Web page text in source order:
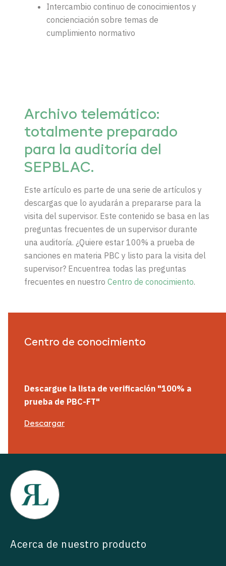
Intercambio continuo de conocimientos y
concienciación sobre temas de
cumplimiento normativo
Archivo telemático:
totalmente preparado
para la auditoría del
SEPBLAC.
Este artículo es parte de una serie de artículos y
descargas que lo ayudarán a prepararse para la
visita del supervisor. Este contenido se basa en las
preguntas frecuentes de un supervisor durante
una auditoría. ¿Quiere estar 100% a prueba de
sanciones en materia PBC y listo para la visita del
supervisor? Encuentrea todas las preguntas
frecuentes en nuestro Centro de conocimiento.
Centro de conocimiento
Descargue la lista de verificación "100% a
prueba de PBC-FT"
Descargar
Acerca de nuestro producto